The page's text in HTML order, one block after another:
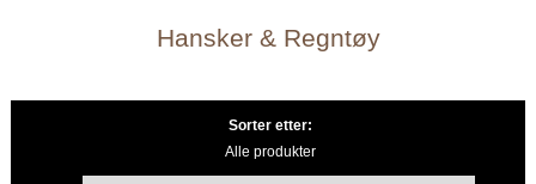
Hansker & Regntøy
Sorter etter:
Alle produkter